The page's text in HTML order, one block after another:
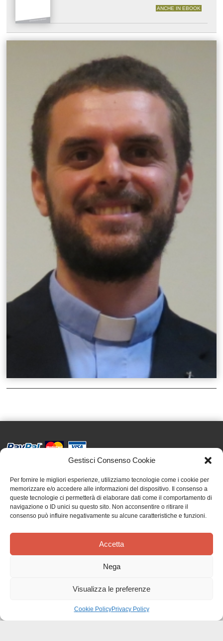
Gestisci Consenso Cookie
Per fornire le migliori esperienze, utilizziamo tecnologie come i cookie per
memorizzare e/o accedere alle informazioni del dispositivo. Il consenso a
queste tecnologie ci permetterà di elaborare dati come il comportamento di
navigazione o ID unici su questo sito. Non acconsentire o ritirare il
consenso può influire negativamente su alcune caratteristiche e funzioni.
Accetta
Nega
Visualizza le preferenze
Cookie PolicyPrivacy Policy
ANCHE IN EBOOK
C.F. e P.IVA 09655250018
Via Tre Denti, 1 - 10060 Cantalupa (TO)
Telefono: (+39) 0121 353452 - Fax: (+39) 0121 353839
info@effata.it
Copyright © 2026 •Effatà Editrice
TERMINI E CONDIZIONI
Il nostro magazzino è in vacanza! Riprenderemo le spedizioni dal 24 agosto.